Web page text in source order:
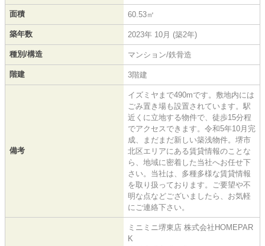
面積 60.53㎡
築年数 2023年 10月 (築2年)
種別/構造 マンション/鉄骨造
階建 3階建
備考
イズミヤまで490mです。敷地内には
ごみ置き場も設置されています。駅
近くに立地する物件で、徒歩15分程
でアクセスできます。令和5年10月完
成、まだまだ新しい築浅物件。堺市
北区エリアにある賃貸情報のことな
ら、地域に密着した当社へお任せ下
さい。当社は、多種多様な賃貸情報
を取り扱っております。ご要望や不
明な点などございましたら、お気軽
にご連絡下さい。
ミニミニ堺東店 株式会社HOMEPAR
K